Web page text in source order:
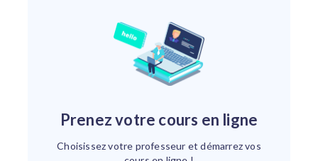
Prenez votre cours en ligne
Choisissez votre professeur et démarrez vos